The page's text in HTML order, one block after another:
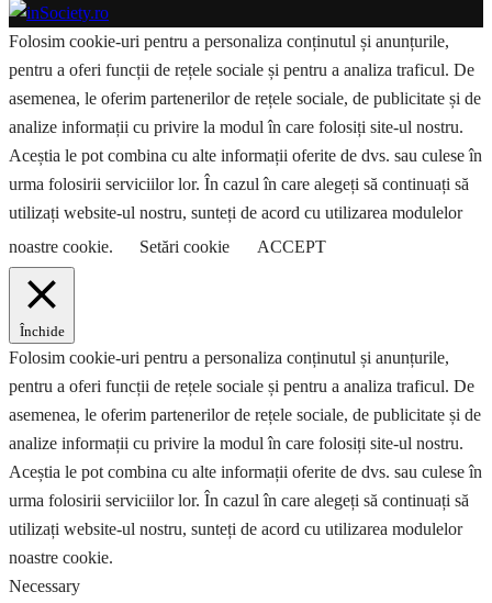
Folosim cookie-uri pentru a personaliza conținutul și anunțurile,
pentru a oferi funcții de rețele sociale și pentru a analiza traficul. De
asemenea, le oferim partenerilor de rețele sociale, de publicitate și de
analize informații cu privire la modul în care folosiți site-ul nostru.
Aceștia le pot combina cu alte informații oferite de dvs. sau culese în
urma folosirii serviciilor lor. În cazul în care alegeți să continuați să
utilizați website-ul nostru, sunteți de acord cu utilizarea modulelor
noastre cookie.
Setări cookie ACCEPT
Închide
Folosim cookie-uri pentru a personaliza conținutul și anunțurile,
pentru a oferi funcții de rețele sociale și pentru a analiza traficul. De
asemenea, le oferim partenerilor de rețele sociale, de publicitate și de
analize informații cu privire la modul în care folosiți site-ul nostru.
Aceștia le pot combina cu alte informații oferite de dvs. sau culese în
urma folosirii serviciilor lor. În cazul în care alegeți să continuați să
utilizați website-ul nostru, sunteți de acord cu utilizarea modulelor
noastre cookie.
Necessary